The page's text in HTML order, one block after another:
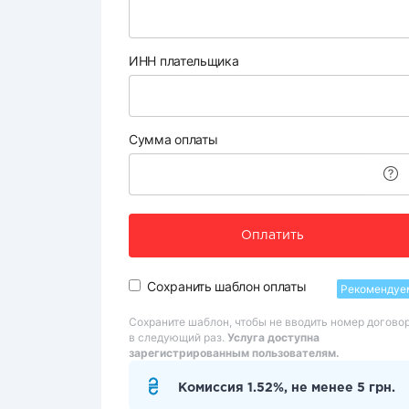
ИНН плательщика
Сумма оплаты
Оплатить
Сохранить шаблон оплаты
Сохраните шаблон, чтобы не вводить номер
в следующий раз. Услуга доступна
зарегистрированным пользователям.
Комиссия 1.52%, не менее 5 грн.